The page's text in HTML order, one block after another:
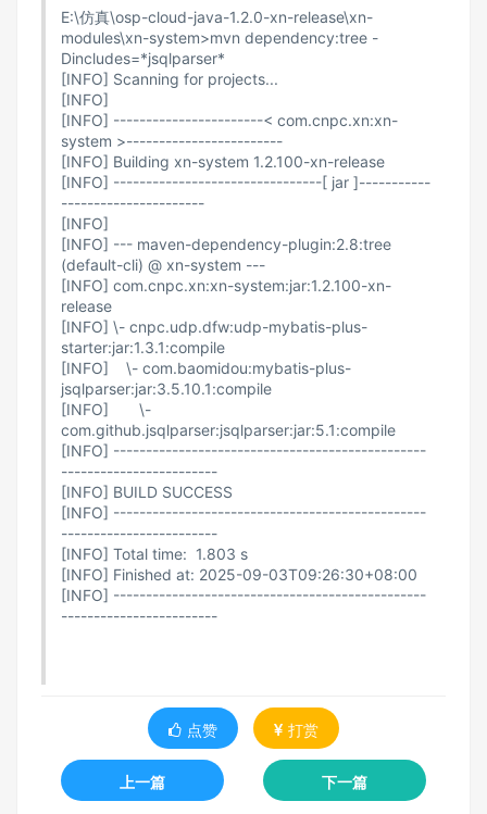
E:\仿真\osp-cloud-java-1.2.0-xn-release\xn-
modules\xn-system>mvn dependency:tree -
Dincludes=*jsqlparser*
[INFO] Scanning for projects...
[INFO]
[INFO] -----------------------< com.cnpc.xn:xn-
system >------------------------
[INFO] Building xn-system 1.2.100-xn-release
[INFO] --------------------------------[ jar ]-----------
----------------------
[INFO]
[INFO] --- maven-dependency-plugin:2.8:tree
(default-cli) @ xn-system ---
[INFO] com.cnpc.xn:xn-system:jar:1.2.100-xn-
release
[INFO] \- cnpc.udp.dfw:udp-mybatis-plus-
starter:jar:1.3.1:compile
[INFO] \- com.baomidou:mybatis-plus-
jsqlparser:jar:3.5.10.1:compile
[INFO] \-
com.github.jsqlparser:jsqlparser:jar:5.1:compile
[INFO] ------------------------------------------------
------------------------
[INFO] BUILD SUCCESS
[INFO] ------------------------------------------------
------------------------
[INFO] Total time: 1.803 s
[INFO] Finished at: 2025-09-03T09:26:30+08:00
[INFO] ------------------------------------------------
------------------------
点赞 打赏
上一篇 下一篇